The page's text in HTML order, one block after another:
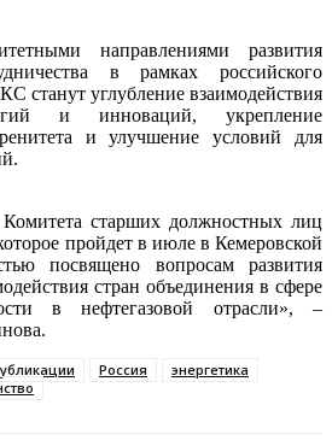
направлениями развития
в рамках российского
станут углубление взаимодействия
и инноваций, укрепление
и улучшение условий для
старших должностных лиц
пройдет в июле в Кемеровской
посвящено вопросам развития
стран объединения в сфере
в нефтегазовой отрасли», –
Россия
энергетика